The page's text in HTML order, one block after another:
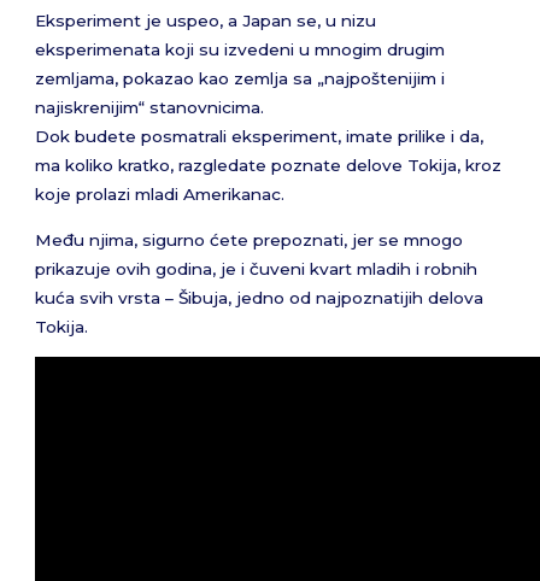
Eksperiment je uspeo, a Japan se, u nizu
eksperimenata koji su izvedeni u mnogim drugim
zemljama, pokazao kao zemlja sa „najpoštenijim i
najiskrenijim“ stanovnicima.
Dok budete posmatrali eksperiment, imate prilike i da,
ma koliko kratko, razgledate poznate delove Tokija, kroz
koje prolazi mladi Amerikanac.
Među njima, sigurno ćete prepoznati, jer se mnogo
prikazuje ovih godina, je i čuveni kvart mladih i robnih
kuća svih vrsta – Šibuja, jedno od najpoznatijih delova
Tokija.